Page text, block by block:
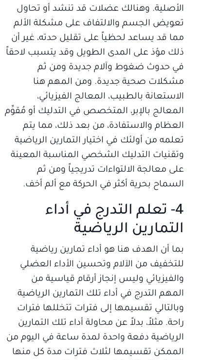
الأصلية. وهنالك عضلات قد تنشد أو تحاول
تعويض الجسم والالتفاف على مشكلة الألم
مما قد يساعد لحظياً على تقليل حدته، غير أن
ذلك مؤذ على المدى الطويل وقد يتسبب لاحقاً
في حدوث ضغوط وآلام جديدة ومن ثم
مشكلات صحية جديدة. ومن المهم هنا
الاستعانة بالطبيب، المعالج الفيزيائي،
المعالج بالإبر، المتخصص في التدليك أو مُقوِّم
العظام والاستفادة، من بعد ذلك، مما يتم
تعلمه من أولئك في اختيار التمارين الرياضية
وتقنيات التدليك الشخصي المناسبة المعينة
على معالجة الالتواءات تدريجياً ومن ثم
السماح بحرية أكثر في الحركة مع ألم أخف.
4- تعلم التدرج في أداء
التمارين الرياضية
بما أن الهدف هنا هو أداء تمارين رياضية
للتخفيف من الآلام وتحسين الأداء العضلي
والفيزيائي وليس إنجاز أرقام قياسية من
المهم التدرج في أداء تلك التمارين الرياضية
وبالتالي تقسيمها إلى فترات تتخللها فترات
راحة. مثلاً، بدلاً عن محاولة أداء تلك التمارين
الرياضية دفعة واحدة لمدة ساعة في اليوم من
الممكن تقسيمها لثلاث فترات مدة كل منها